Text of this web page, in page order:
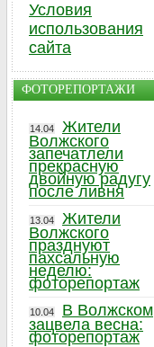
Условия
использования
сайта
ФОТОРЕПОРТАЖИ
14.04
Жители
Волжского
запечатлели
прекрасную
двойную радугу
после ливня
13.04
Жители
Волжского
празднуют
пахсальную
неделю:
фоторепортаж
10.04
В Волжском
зацвела весна:
фоторепортаж